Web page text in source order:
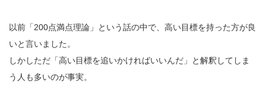
以前「200点満点理論」という話の中で、高い目標を持った方が良
いと言いました。
しかしただ「高い目標を追いかければいいんだ」と解釈してしま
う人も多いのが事実。